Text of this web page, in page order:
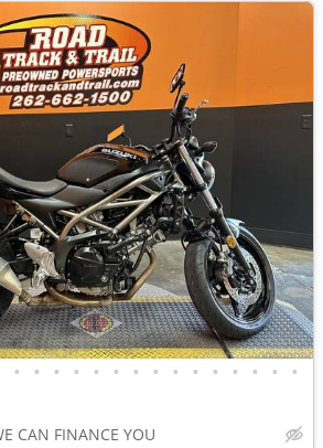
• • • • • • • • • • • • • • •
CAN FINANCE YOU